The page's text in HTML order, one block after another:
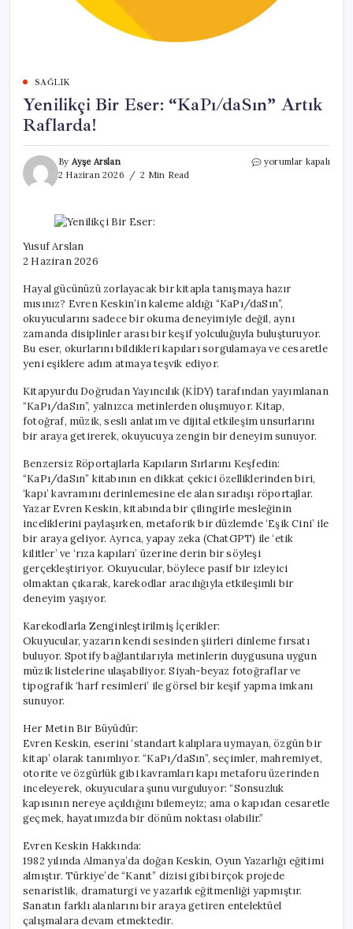
SAĞLIK
Yenilikçi Bir Eser: “KaPı/daSın” Artık
Raflarda!
By Ayşe Arslan
2 Haziran 2026
2 Min Read
Yenilikçi
yorumlar kapalı
Yusuf Arslan
2 Haziran 2026
Hayal gücünüzü zorlayacak bir kitapla tanışmaya hazır
mısınız? Evren Keskin’in kaleme aldığı “KaPı/daSın”,
okuyucularını sadece bir okuma deneyimiyle değil, aynı
zamanda disiplinler arası bir keşif yolculuğuyla buluşturuyor.
Bu eser, okurlarını bildikleri kapıları sorgulamaya ve cesaretle
yeni eşiklere adım atmaya teşvik ediyor.
Kitapyurdu Doğrudan Yayıncılık (KİDY) tarafından yayımlanan
“KaPı/daSın”, yalnızca metinlerden oluşmuyor. Kitap,
fotoğraf, müzik, sesli anlatım ve dijital etkileşim unsurlarını
bir araya getirerek, okuyucuya zengin bir deneyim sunuyor.
Benzersiz Röportajlarla Kapıların Sırlarını Keşfedin:
“KaPı/daSın” kitabının en dikkat çekici özelliklerinden biri,
‘kapı’ kavramını derinlemesine ele alan sıradışı röportajlar.
Yazar Evren Keskin, kitabında bir çilingirle mesleğinin
inceliklerini paylaşırken, metaforik bir düzlemde ‘Eşik Cini’ ile
bir araya geliyor. Ayrıca, yapay zeka (ChatGPT) ile ‘etik
kilitler’ ve ‘rıza kapıları’ üzerine derin bir söyleşi
gerçekleştiriyor. Okuyucular, böylece pasif bir izleyici
olmaktan çıkarak, karekodlar aracılığıyla etkileşimli bir
deneyim yaşıyor.
Karekodlarla Zenginleştirilmiş İçerikler:
Okuyucular, yazarın kendi sesinden şiirleri dinleme fırsatı
buluyor. Spotify bağlantılarıyla metinlerin duygusuna uygun
müzik listelerine ulaşabiliyor. Siyah-beyaz fotoğraflar ve
tipografik ‘harf resimleri’ ile görsel bir keşif yapma imkanı
sunuyor.
Her Metin Bir Büyüdür:
Evren Keskin, eserini ‘standart kalıplara uymayan, özgün bir
kitap’ olarak tanımlıyor. “KaPı/daSın”, seçimler, mahremiyet,
otorite ve özgürlük gibi kavramları kapı metaforu üzerinden
inceleyerek, okuyuculara şunu vurguluyor: “Sonsuzluk
kapısının nereye açıldığını bilemeyiz; ama o kapıdan cesaretle
geçmek, hayatımızda bir dönüm noktası olabilir.”
Evren Keskin Hakkında:
1982 yılında Almanya’da doğan Keskin, Oyun Yazarlığı eğitimi
almıştır. Türkiye’de “Kanıt” dizisi gibi birçok projede
senaristlik, dramaturgi ve yazarlık eğitmenliği yapmıştır.
Sanatın farklı alanlarını bir araya getiren entelektüel
çalışmalara devam etmektedir.